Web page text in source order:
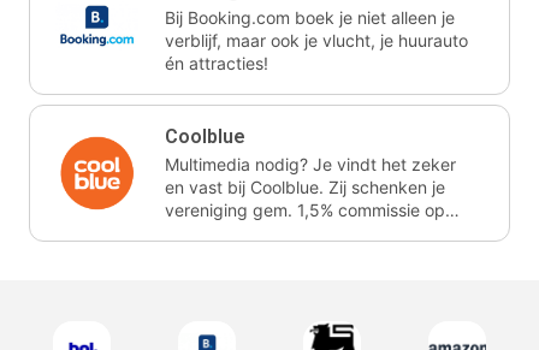
Bij Booking.com boek je niet alleen je
verblijf, maar ook je vlucht, je huurauto
én attracties!
Coolblue
Multimedia nodig? Je vindt het zeker
en vast bij Coolblue. Zij schenken je
vereniging gem. 1,5% commissie op